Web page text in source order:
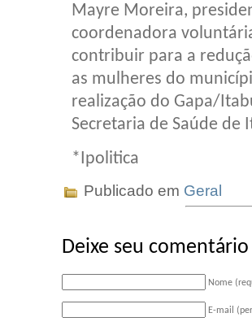
Mayre Moreira,
coordenadora
contribuir para a
as mulheres do
realização do Gapa/
Secretaria de Saúde de
*Ipolitica
Publicado em Geral
Deixe seu comentário
Nome
E-mail